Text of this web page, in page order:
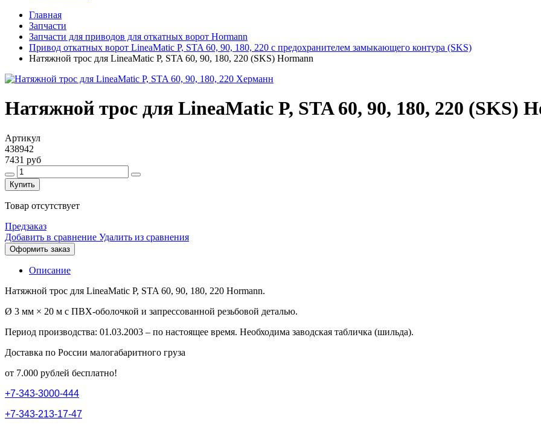
Главная
Запчасти
Запчасти для приводов для откатных ворот Hormann
Привод откатных ворот LineaMatic P, STA 60, 90, 180, 220 с предохранителем замыкающего контура (SKS)
Натяжной трос для LineaMatic P, STA 60, 90, 180, 220 (SKS) Hormann
Натяжной трос для LineaMatic P, STA 60, 90, 180, 220 (SKS)
Артикул
438942
7431 руб
Купить
Товар отсутствует
Предзаказ
Добавить в сравнение Удалить из сравнения
Оформить заказ
Описание
Натяжной трос для LineaMatic P, STA 60, 90, 180, 220 Hormann.
Ø 3 мм × 20 м с ПВХ-оболочкой и запрессованной резьбовой деталью.
Период производства: 01.03.2003 – по настоящее время. Необходима заводская табличка (шильда).
Доставка по России малогабаритного груза
от 7.000 рублей бесплатно!
+7-343-3000-444
+7-343-213-17-47